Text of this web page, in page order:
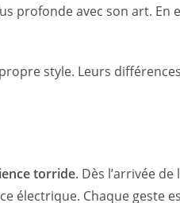
profonde avec son art. En
style. Leurs
torride. Dès l’arrivée de
électrique. Chaque geste